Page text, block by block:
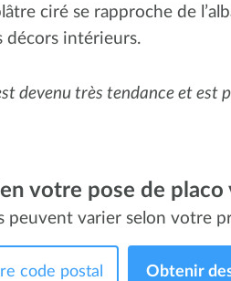
ciré se rapproche de
décors intérieurs.
devenu très tendance et est
votre pose de
peuvent varier selon votre
Obtenir